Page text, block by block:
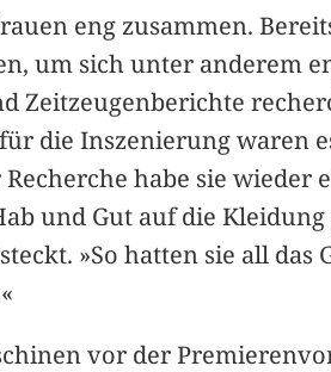
eng zusammen.
um sich unter anderem
Zeitzeugenberichte
die Inszenierung waren
habe sie
und Gut auf die
»So hatten sie all das
vor der